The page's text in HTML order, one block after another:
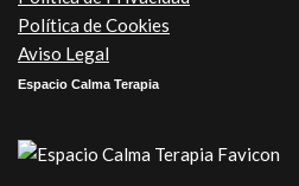
Política de Cookies
Aviso Legal
Espacio Calma Terapia